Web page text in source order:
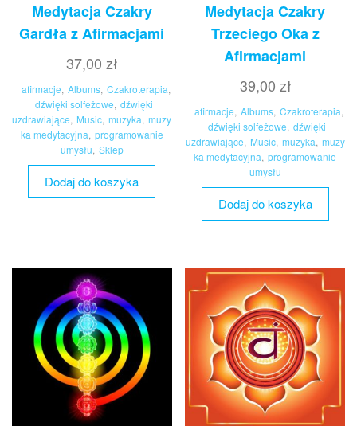
Medytacja Czakry
Gardła z Afirmacjami
37,00zł
afirmacje, Albums, Czakroterapia,
dźwięki solfeżowe, dźwięki
uzdrawiające, Music, muzyka, muzy
ka medytacyjna, programowanie
umysłu, Sklep
Dodaj do koszyka
Medytacja Czakry
Trzeciego Oka z
Afirmacjami
39,00 zł
afirmacje, Albums, Czakroterapia,
dźwięki solfeżowe, dźwięki
uzdrawiające, Music, muzyka, muzy
ka medytacyjna, programowanie
umysłu
Dodaj do koszyka